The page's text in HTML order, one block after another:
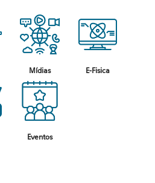
Mídias E-Fisica
Eventos